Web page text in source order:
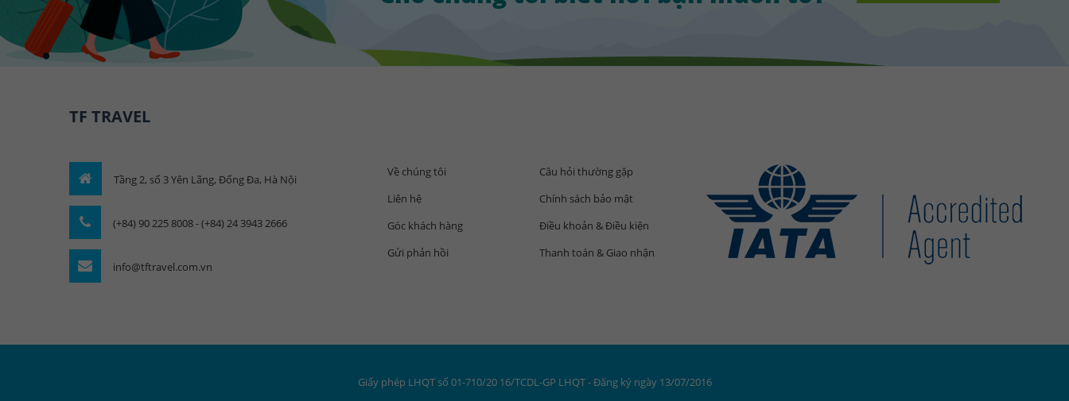
TF TRAVEL
Tầng 2, số 3 Yên Lãng, Đống Đa, Hà Nội
(+84) 90 225 8008 - (+84) 24 3943 2666
info@tftravel.com.vn
Về chúng tôi
Liên hệ
Góc khách hàng
Gửi phản hồi
Câu hỏi thường gặp
Chính sách bảo mật
Điều khoản & Điều kiện
Thanh toán & Giao nhận
Giấy phép LHQT số 01-710/20 16/TCDL-GP LHQT - Đăng ký ngày 13/07/2016